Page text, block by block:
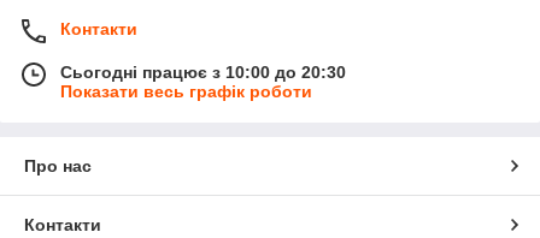
Контакти
Сьогодні працює з 10:00 до 20:30
Показати весь графік роботи
Про нас
Контакти